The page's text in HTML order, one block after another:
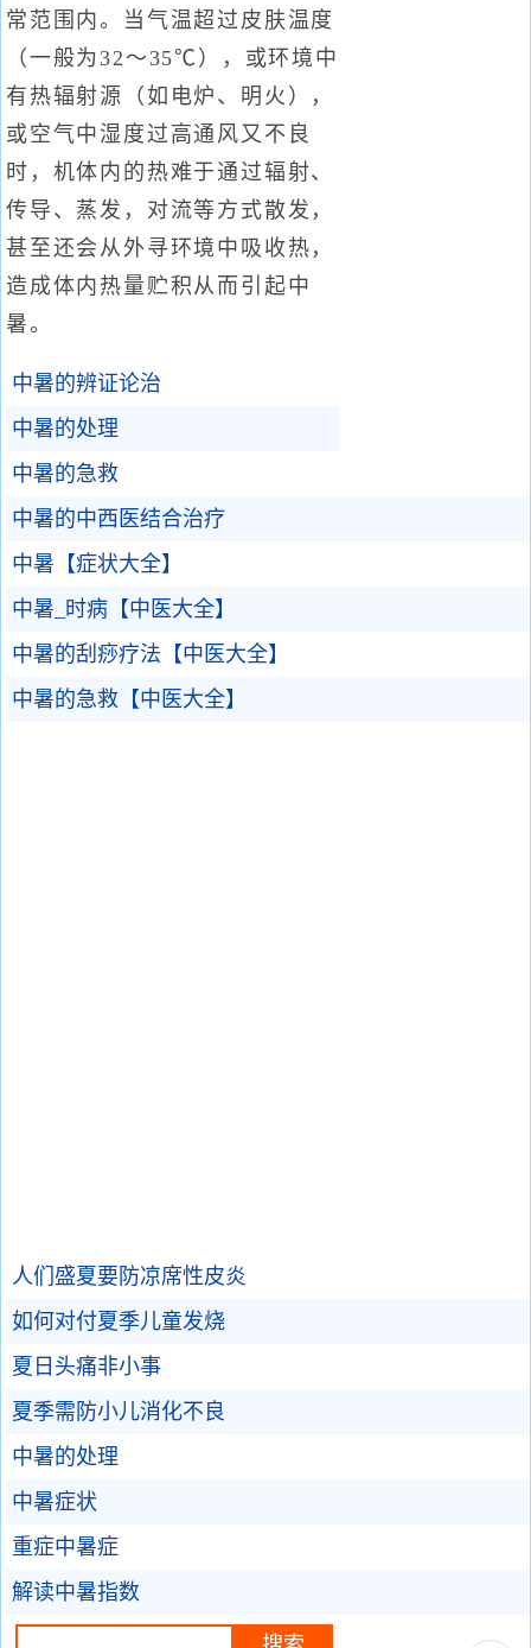
常范围内。当气温超过皮肤温度
（一般为32～35℃），或环境中
有热辐射源（如电炉、明火），
或空气中湿度过高通风又不良
时，机体内的热难于通过辐射、
传导、蒸发，对流等方式散发，
甚至还会从外寻环境中吸收热，
造成体内热量贮积从而引起中
暑。
中暑的辨证论治
中暑的处理
中暑的急救
中暑的中西医结合治疗
中暑【症状大全】
中暑_时病【中医大全】
中暑的刮痧疗法【中医大全】
中暑的急救【中医大全】
人们盛夏要防凉席性皮炎
如何对付夏季儿童发烧
夏日头痛非小事
夏季需防小儿消化不良
中暑的处理
中暑症状
重症中暑症
解读中暑指数